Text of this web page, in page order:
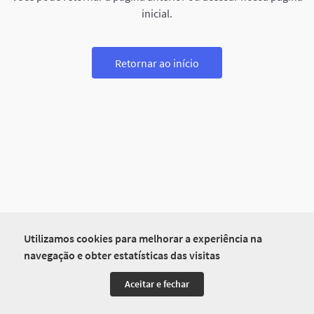
Utilizamos cookies para melhorar a experiência na
navegação e obter estatísticas das visitas
Aceitar e fechar
inicial.
Retornar ao início